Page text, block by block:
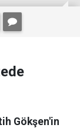
Gökşen'in